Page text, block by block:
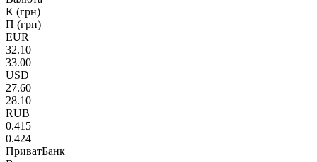
К (грн)
П (грн)
EUR
32.10
33.00
USD
27.60
28.10
RUB
0.415
0.424
ПриватБанк